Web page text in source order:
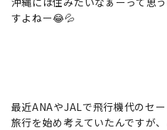
すよねー😂💦
最近ANAやJALで飛行機代のセ
旅行を始め考えていたんですが